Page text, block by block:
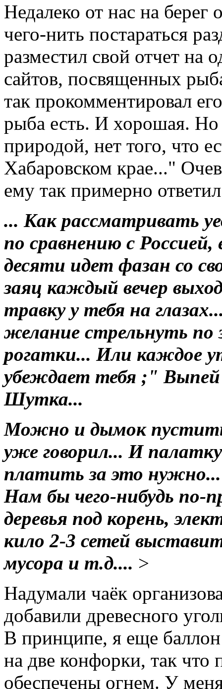
Недалеко от нас на берег
чего-нить постараться
разместил свой отчет на
сайтов, посвященных
так прокомментировал
рыба есть. И хорошая.
природой, нет того, что
Хабаровском крае..."
ему так примерно
... Как рассматривать
по сравнению с
десяти идет фазан со
заяц каждый вечер
травку у тебя на
желание стрельнуть
рогатки... Или каждое
убеждает тебя ;"
Шутка...
Можно и дымок
уже говорил... И
платить за это
Нам бы чего-нибудь по-
деревья под корень,
кило 2-3 сетей
мусора и т.д.... >
Надумали чаёк
добавили древесного
В принципе, я еще баллон
на две конфорки, так
обеспечены огнем. У